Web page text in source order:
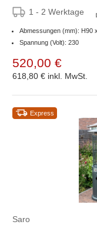
1 - 2 Werktage
Abmessungen (mm): H90
Spannung (Volt): 230
520,00 €
618,80 € inkl. MwSt.
Express
Saro